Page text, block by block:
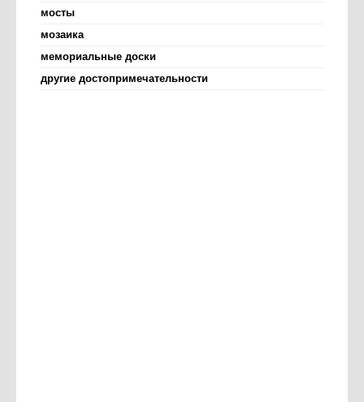
мосты
мозаика
мемориальные доски
другие достопримечательности